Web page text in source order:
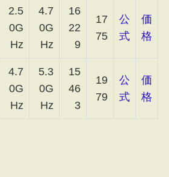
2.5
0G
Hz
4.7
0G
Hz
16
22
9
17
75
公
式
価
格
4.7
0G
Hz
5.3
0G
Hz
15
46
3
19
79
公
式
価
格